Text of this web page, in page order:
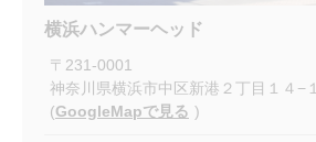
横浜ハンマーヘッド
〒 231-0001
神奈川県横浜市中区新港２丁目１４−１
(GoogleMapで見る )